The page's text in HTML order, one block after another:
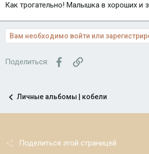
Как трогательно! Малышка в хороших и
Вам необходимо войти или
Поделиться: FacebookСсылка
Личные альбомы | кобели
Поделиться этой страницей